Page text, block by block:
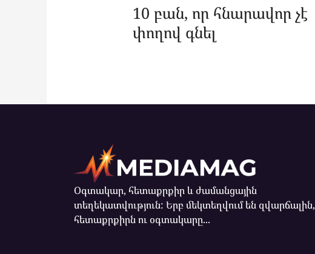
10 բան, որ հնարավոր չէ
փողով գնել
Օգտակար, հետաքրքիր և ժամանցային
տեղեկատվություն: Երբ մեկտեղվում են զվարճալին,
հետաքրքիրն ու օգտակարը...